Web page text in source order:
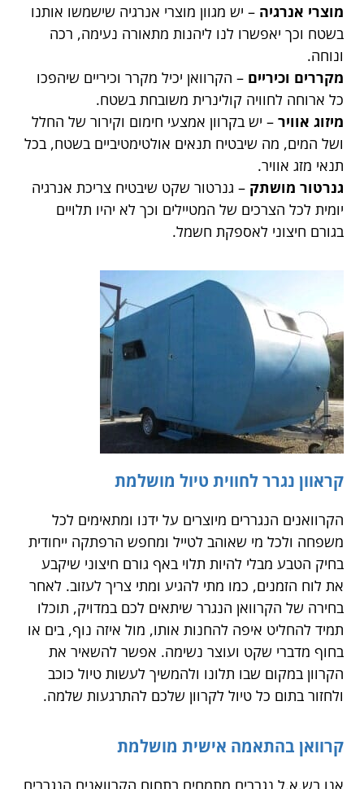
מוצרי אנרגיה – יש מגוון מוצרי אנרגיה שישמשו אותנו
בשטח וכך יאפשרו לנו ליהנות מתאורה נעימה, רכה
ונוחה.
מקררים וכיריים – הקרוואן יכיל מקרר וכיריים שיהפכו
כל ארוחה לחוויה קולינרית משובחת בשטח.
מיזוג אוויר – יש בקרוון אמצעי חימום וקירור של החלל
ושל המים, מה שיבטיח תנאים אולטימטיביים בשטח, בכל
תנאי מזג אוויר.
גנרטור מושתק – גנרטור שקט שיבטיח צריכת אנרגיה
יומית לכל הצרכים של המטיילים וכך לא יהיו תלויים
בגורם חיצוני לאספקת חשמל.
קראוון נגרר לחווית טיול מושלמת
הקרוואנים הנגררים מיוצרים על ידנו ומתאימים לכל
משפחה ולכל מי שאוהב לטייל ומחפש הרפתקה ייחודית
בחיק הטבע מבלי להיות תלוי באף גורם חיצוני שיקבע
את לוח הזמנים, כמו מתי להגיע ומתי צריך לעזוב. לאחר
בחירה של הקרוואן הנגרר שיתאים לכם במדויק, תוכלו
תמיד להחליט איפה להחנות אותו, מול איזה נוף, בים או
בחוף מדברי שקט ועוצר נשימה. אפשר להשאיר את
הקרוון במקום שבו תלונו ולהמשיך לעשות טיול כוכב
ולחזור בתום כל טיול לקרוון שלכם להתרגעות שלמה.
קרוואן בהתאמה אישית מושלמת
אנו בש.א.ל נגררים מתמחים בתחום הקרוואנים הנגררים